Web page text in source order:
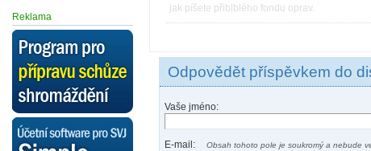
Reklama
jak píšete přiblblého fondu oprav.
Odpovědět příspěvkem do
Vaše jméno:
E-mail: Obsah tohoto pole je soukromý a nebude